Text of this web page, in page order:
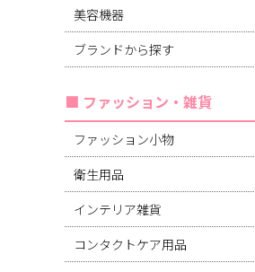
美容機器
ブランドから探す
ファッション・雑貨
ファッション小物
衛生用品
インテリア雑貨
コンタクトケア用品